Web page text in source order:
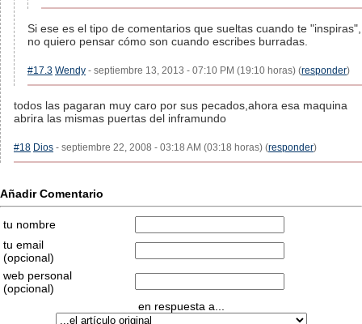
Si ese es el tipo de comentarios que sueltas cuando te "inspiras",
no quiero pensar cómo son cuando escribes burradas.
#17.3 Wendy - septiembre 13, 2013 - 07:10 PM (19:10 horas) (responder)
todos las pagaran muy caro por sus pecados,ahora esa maquina
abrira las mismas puertas del inframundo
#18 Dios - septiembre 22, 2008 - 03:18 AM (03:18 horas) (responder)
Añadir Comentario
tu nombre
tu email
(opcional)
web personal
(opcional)
en respuesta a...